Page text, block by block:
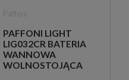
PAFFONI LIGHT
LIG032CR BATERIA
WANNOWA
WOLNOSTOJĄCA